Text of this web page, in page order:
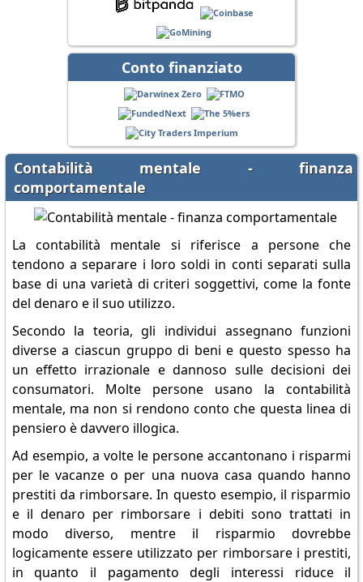
Conto finanziato
Contabilità mentale - finanza
comportamentale
La contabilità mentale si riferisce a persone che
tendono a separare i loro soldi in conti separati sulla
base di una varietà di criteri soggettivi, come la fonte
del denaro e il suo utilizzo.
Secondo la teoria, gli individui assegnano funzioni
diverse a ciascun gruppo di beni e questo spesso ha
un effetto irrazionale e dannoso sulle decisioni dei
consumatori. Molte persone usano la contabilità
mentale, ma non si rendono conto che questa linea di
pensiero è davvero illogica.
Ad esempio, a volte le persone accantonano i risparmi
per le vacanze o per una nuova casa quando hanno
prestiti da rimborsare. In questo esempio, il risparmio
e il denaro per rimborsare i debiti sono trattati in
modo diverso, mentre il risparmio dovrebbe
logicamente essere utilizzato per rimborsare i prestiti,
in quanto il pagamento degli interessi riduce il